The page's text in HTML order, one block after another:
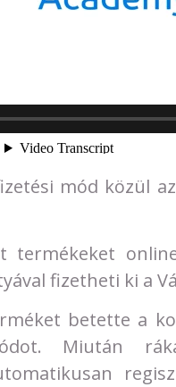
mód közül
termékeket
fizetheti ki a
betette a
Miután